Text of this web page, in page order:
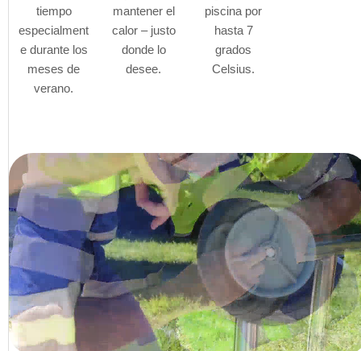
tiempo
especialment
e durante los
meses de
verano.
mantener el
calor – justo
donde lo
desee.
piscina por
hasta 7
grados
Celsius.